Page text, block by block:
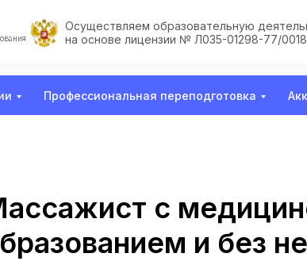
Осуществляем образовательную
на основе лицензии № Л035-01298-77/
Профессиональная переподготовка
с
и без